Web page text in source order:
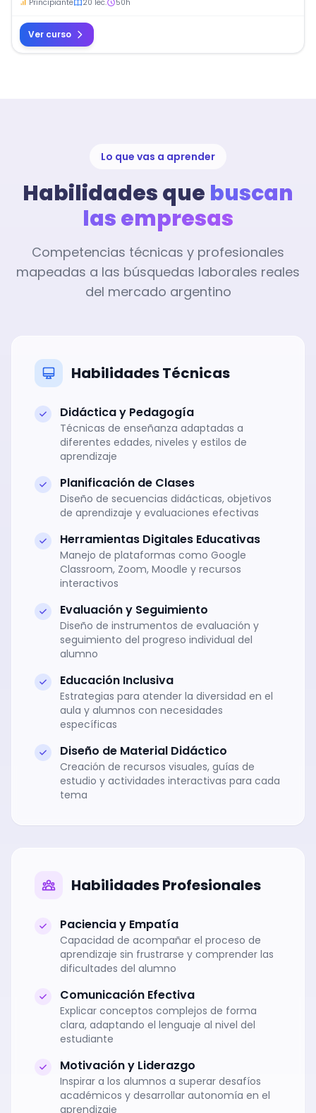
Principiante 20 lec. 50h
Ver curso
Lo que vas a aprender
Habilidades que buscan
las empresas
Competencias técnicas y profesionales
mapeadas a las búsquedas laborales reales
del mercado argentino
Habilidades Técnicas
Didáctica y Pedagogía
Técnicas de enseñanza adaptadas a
diferentes edades, niveles y estilos de
aprendizaje
Planificación de Clases
Diseño de secuencias didácticas, objetivos
de aprendizaje y evaluaciones efectivas
Herramientas Digitales Educativas
Manejo de plataformas como Google
Classroom, Zoom, Moodle y recursos
interactivos
Evaluación y Seguimiento
Diseño de instrumentos de evaluación y
seguimiento del progreso individual del
alumno
Educación Inclusiva
Estrategias para atender la diversidad en el
aula y alumnos con necesidades
específicas
Diseño de Material Didáctico
Creación de recursos visuales, guías de
estudio y actividades interactivas para cada
tema
Habilidades Profesionales
Paciencia y Empatía
Capacidad de acompañar el proceso de
aprendizaje sin frustrarse y comprender las
dificultades del alumno
Comunicación Efectiva
Explicar conceptos complejos de forma
clara, adaptando el lenguaje al nivel del
estudiante
Motivación y Liderazgo
Inspirar a los alumnos a superar desafíos
académicos y desarrollar autonomía en el
aprendizaje